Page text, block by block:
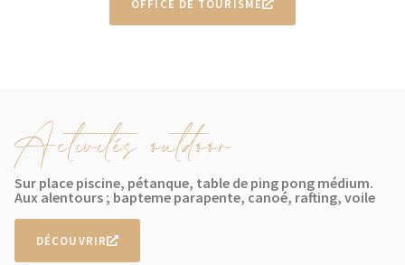
OFFICE DE TOURISME
Activités outdoor
Sur place piscine, pétanque, table de ping pong médium.
Aux alentours ; bapteme parapente, canoé, rafting, voile
DÉCOUVRIR